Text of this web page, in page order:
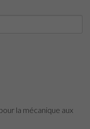
la mécanique aux